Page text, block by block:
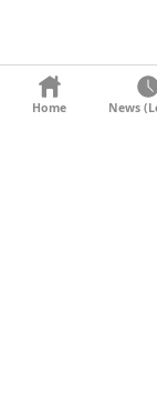
KONTAKT
Home News